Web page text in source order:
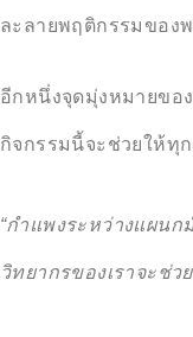
ละลายพฤติกรรมของ
อีกหนึ่งจุดมุ่งหมายขอ
กิจกรรมนี้จะช่วยให้ทุ
“กำแพงระหว่างแผน
วิทยากรของเราจะช่ว